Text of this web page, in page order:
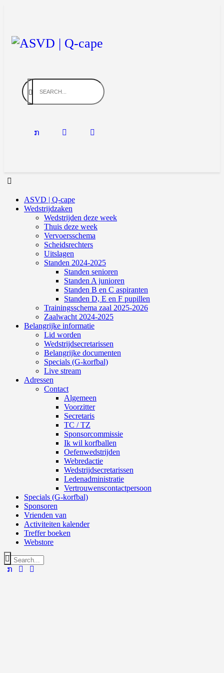
ASVD | Q-cape
Wedstrijdzaken
Wedstrijden deze week
Thuis deze week
Vervoersschema
Scheidsrechters
Uitslagen
Standen 2024-2025
Standen senioren
Standen A junioren
Standen B en C aspiranten
Standen D, E en F pupillen
Trainingsschema zaal 2025-2026
Zaalwacht 2024-2025
Belangrijke informatie
Lid worden
Wedstrijdsecretarissen
Belangrijke documenten
Specials (G-korfbal)
Live stream
Adressen
Contact
Algemeen
Voorzitter
Secretaris
TC / TZ
Sponsorcommissie
Ik wil korfballen
Oefenwedstrijden
Webredactie
Wedstrijdsecretarissen
Ledenadministratie
Vertrouwenscontactpersoon
Specials (G-korfbal)
Sponsoren
Vrienden van
Activiteiten kalender
Treffer boeken
Webstore